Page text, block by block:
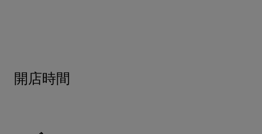
開店時間